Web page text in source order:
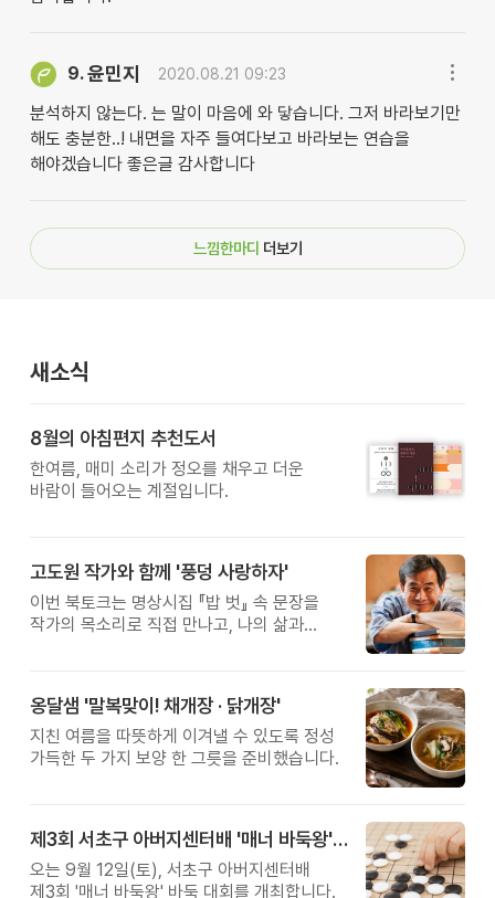
9.윤민지 2020.08.21 09:23
분석하지 않는다. 는 말이 마음에 와 닿습니다. 그저 바라보기만
해도 충분한..! 내면을 자주 들여다보고 바라보는 연습을
해야겠습니다 좋은글 감사합니다
느낌한마디 더보기
새소식
8월의 아침편지 추천도서
한여름, 매미 소리가 정오를 채우고 더운
바람이 들어오는 계절입니다.
고도원 작가와 함께 '풍덩 사랑하자'
이번 북토크는 명상시집 『밥 벗』 속 문장을
작가의 목소리로 직접 만나고, 나의 삶과
옹달샘 '말복맞이! 채개장 · 닭개장'
지친 여름을 따뜻하게 이겨낼 수 있도록 정성
가득한 두 가지 보양 한 그릇을 준비했습니다.
제3회 서초구 아버지센터배 '매너 바둑왕' 대회
오는 9월 12일(토), 서초구 아버지센터배
제3회 '매너 바둑왕' 바둑 대회를 개최합니다.